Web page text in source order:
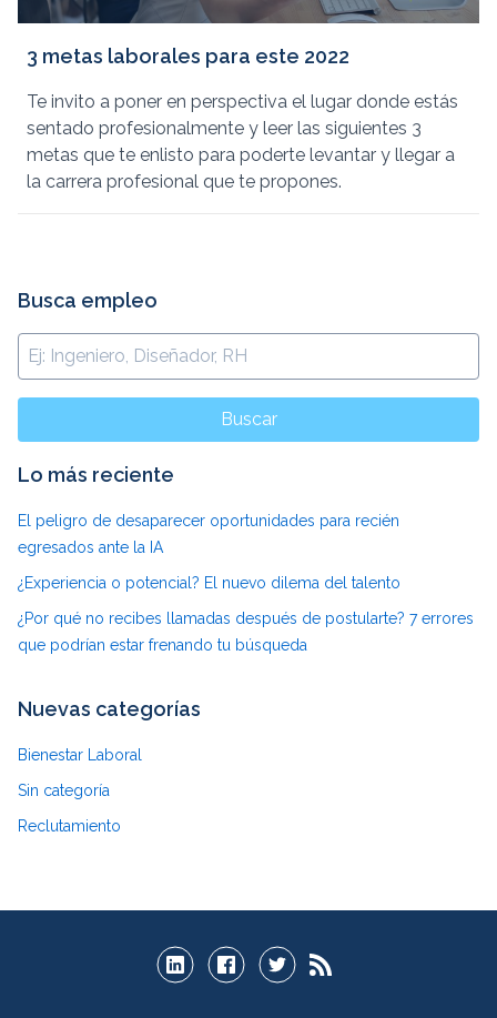
3 metas laborales para este 2022
Te invito a poner en perspectiva el lugar donde estás
sentado profesionalmente y leer las siguientes 3
metas que te enlisto para poderte levantar y llegar a
la carrera profesional que te propones.
Busca empleo
Buscar
Lo más reciente
El peligro de desaparecer oportunidades para recién
egresados ante la IA
¿Experiencia o potencial? El nuevo dilema del talento
¿Por qué no recibes llamadas después de postularte? 7 errores
que podrían estar frenando tu búsqueda
Nuevas categorías
Bienestar Laboral
Sin categoría
Reclutamiento